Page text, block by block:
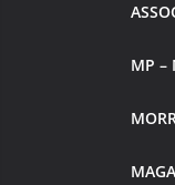
MP –